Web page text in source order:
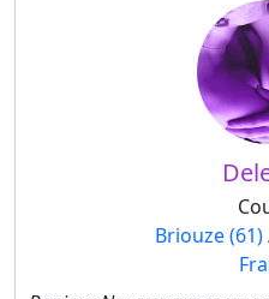
Briouze (61)